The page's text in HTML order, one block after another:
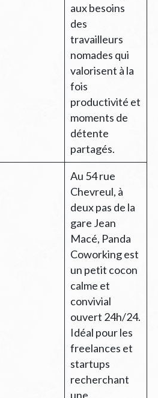
aux besoins
des
travailleurs
nomades qui
valorisent à la
fois
productivité et
moments de
détente
partagés.
Au 54 rue
Chevreul, à
deux pas de la
gare Jean
Macé, Panda
Coworking est
un petit cocon
calme et
convivial
ouvert 24h/24.
Idéal pour les
freelances et
startups
recherchant
une